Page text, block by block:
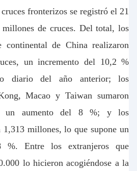
fronterizos se registró el 21
de cruces. Del total, los
continental de China realizaron
un incremento del 10,2 %
diario del año anterior; los
Macao y Taiwan sumaron
un aumento del 8 %; y los
1,313 millones, lo que supone un
%. Entre los extranjeros que
lo hicieron acogiéndose a la